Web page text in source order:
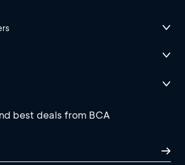
best deals from BCA